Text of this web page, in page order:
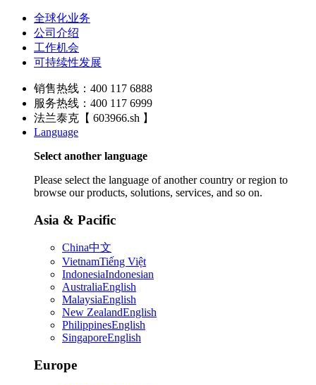
全球化业务
公司介绍
工作机会
可持续性发展
销售热线：400 117 6888
服务热线：400 117 6999
法兰泰克【 603966.sh 】
Language
Select another language
Please select the language of another country or region to
browse our products, solutions, services, and so on.
Asia & Pacific
China中文
VietnamTiếng Việt
IndonesiaIndonesian
AustraliaEnglish
MalaysiaEnglish
New ZealandEnglish
PhilippinesEnglish
SingaporeEnglish
Europe